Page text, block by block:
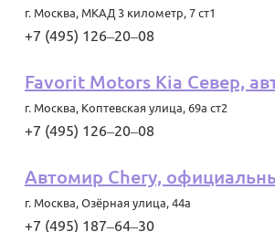
г. Москва, МКАД 3 километр, 7 ст1
+7 (495) 126‒20‒08
Favorit Motors Kia Север,
г. Москва, Коптевская улица, 69а ст2
+7 (495) 126‒20‒08
Автомир Chery,
г. Москва, Озёрная улица, 44а
+7 (495) 187‒64‒30